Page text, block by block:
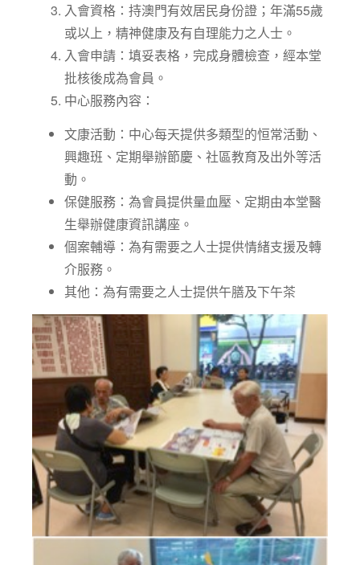
入會資格：持澳門有效居民身份證；年滿55歲
或以上，精神健康及有自理能力之人士。
入會申請：填妥表格，完成身體檢查，經本堂
批核後成為會員。
中心服務內容：
文康活動：中心每天提供多類型的恒常活動、
興趣班、定期舉辦節慶、社區教育及出外等活
動。
保健服務：為會員提供量血壓、定期由本堂醫
生舉辦健康資訊講座。
個案輔導：為有需要之人士提供情緒支援及轉
介服務。
其他：為有需要之人士提供午膳及下午茶